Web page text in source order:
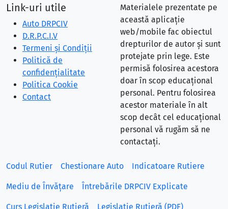
Link-uri utile
Auto DRPCIV
D.R.P.C.I.V
Termeni și Condiții
Politică de
confidențialitate
Politica Cookie
Contact
Materialele prezentate pe
această aplicație
web/mobile fac obiectul
drepturilor de autor și sunt
protejate prin lege. Este
permisă folosirea acestora
doar în scop educațional
personal. Pentru folosirea
acestor materiale în alt
scop decât cel educațional
personal vă rugăm să ne
contactați.
Codul Rutier Chestionare Auto Indicatoare Rutiere
Mediu de Învățare Întrebările DRPCIV Explicate
Curs Legislație Rutieră Legislație Rutieră (PDF)